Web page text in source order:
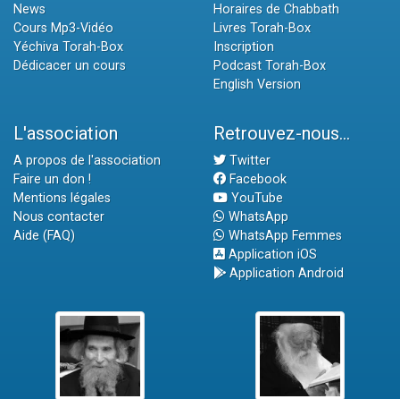
News
Cours Mp3-Vidéo
Yéchiva Torah-Box
Dédicacer un cours
Horaires de Chabbath
Livres Torah-Box
Inscription
Podcast Torah-Box
English Version
L'association
A propos de l'association
Faire un don !
Mentions légales
Nous contacter
Aide (FAQ)
Retrouvez-nous...
Twitter
Facebook
YouTube
WhatsApp
WhatsApp Femmes
Application iOS
Application Android